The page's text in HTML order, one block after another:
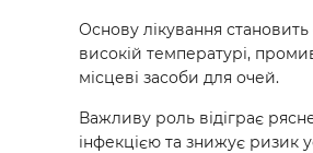
Основу лікування
високій температурі,
місцеві засоби для очей.
Важливу роль відіграє
інфекцією та знижує ризик